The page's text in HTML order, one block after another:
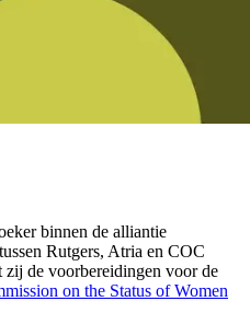
binnen de alliantie
Rutgers, Atria en COC
zij de voorbereidingen voor de
on the Status of Women